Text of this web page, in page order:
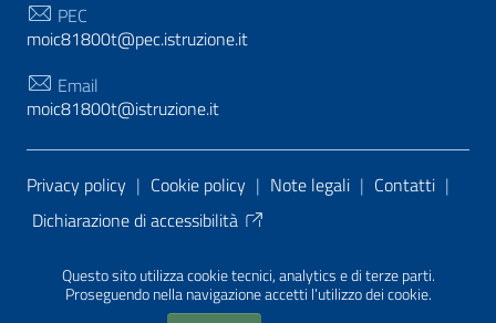
Questo sito utilizza cookie tecnici, analytics e di terze parti.
Proseguendo nella navigazione accetti l’utilizzo dei cookie.
PEC
moic81800t@pec.istruzione.it
Email
moic81800t@istruzione.it
Sezione Link Utili
Privacy policy | Cookie policy | Note legali | Contatti |
Dichiarazione di accessibilità
PA di AgID
| Realizzato con WordPress
da